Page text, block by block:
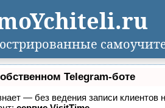
Telegram-боте
— без ведения записи